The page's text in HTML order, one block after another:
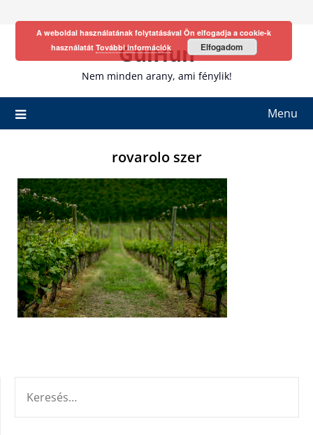
GulHun
Nem minden arany, ami fénylik!
Menu
rovarolo szer
A weboldal használatának folytatásával Ön elfogadja a cookie-k
használatát További információk Elfogadom